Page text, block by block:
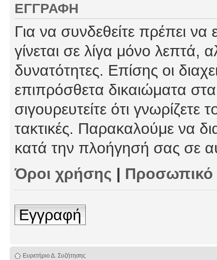
ΕΓΓΡΑΦΉ
Για να συνδεθείτε πρέπει
γίνεται σε λίγα μόνο λεπτά,
δυνατότητες. Επίσης οι
επιπρόσθετα δικαιώματα
σιγουρευτείτε ότι γνωρίζετε
τακτικές. Παρακαλούμε να
κατά την πλοήγησή σας σε
Όροι χρήσης |
Εγγραφή
Ευρετήριο Δ. Συζήτησης